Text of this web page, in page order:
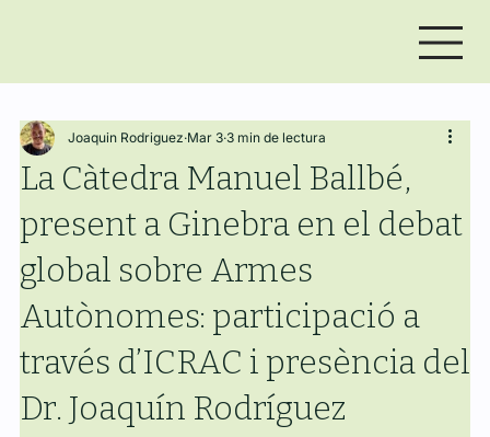
La Càtedra Manuel Ballbé,
present a Ginebra en el debat
global sobre Armes
Autònomes: participació a
través d’ICRAC i presència del
Dr. Joaquín Rodríguez
Joaquin Rodriguez Mar 3 3 min de lectura